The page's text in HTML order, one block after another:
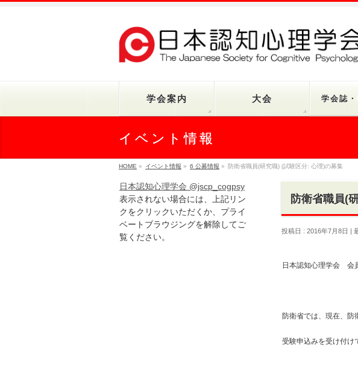
学会案内 大会 学会誌
イベント情報
HOME » イベント情報 » 6 公募情報 » 防衛省職員(研究職) (試験区分: 心理)の募集
防衛省職員(
投稿日 : 2016年7月8日
日本認知心理学会 会
防衛省では、現在、防
受験申込みを受け付け
日本認知心理学会 @jscp_cogpsy
表示されない場合には、上記リン
クをクリックいただくか、プライ
ベートブラウジングを解除してご
覧ください。